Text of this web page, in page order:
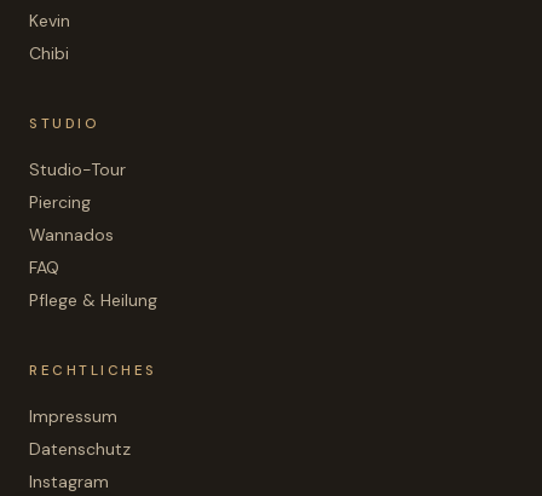
Kevin
Chibi
STUDIO
Studio-Tour
Piercing
Wannados
FAQ
Pflege & Heilung
RECHTLICHES
Impressum
Datenschutz
Instagram